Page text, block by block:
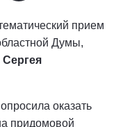
прием
Думы,
Сергея
оказать
придомовой